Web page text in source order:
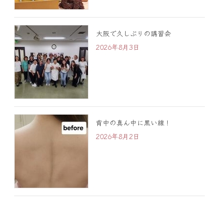
大阪で久しぶりの講習会
2026年8月3日
背中の真ん中に黒い線！
2026年8月2日